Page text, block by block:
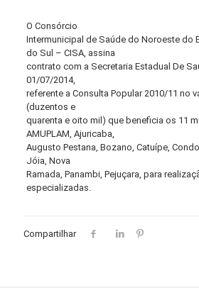
O Consórcio
Intermunicipal de Saúde do Noroeste do
do Sul – CISA, assina
contrato com a Secretaria Estadual De
01/07/2014,
referente a Consulta Popular 2010/11 no
(duzentos e
quarenta e oito mil) que beneficia os 11
AMUPLAM, Ajuricaba,
Augusto Pestana, Bozano, Catuípe,
Jóia, Nova
Ramada, Panambi, Pejuçara, para
especializadas.
Compartilhar